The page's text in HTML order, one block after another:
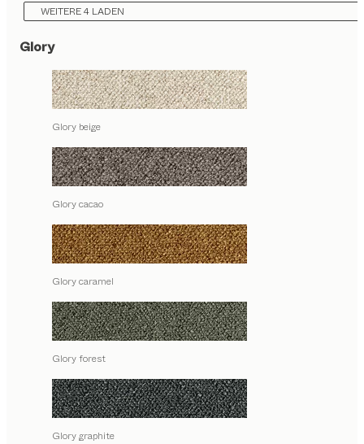
WEITERE 4 LADEN
Glory
Glory beige
Glory cacao
Glory caramel
Glory forest
Glory graphite